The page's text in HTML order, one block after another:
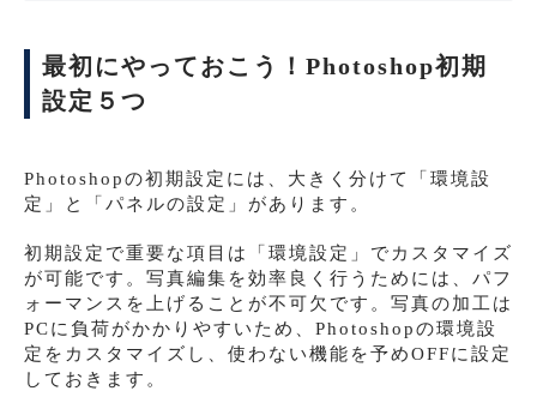
最初にやっておこう！Photoshop初期
設定５つ
Photoshopの初期設定には、大きく分けて「環境設
定」と「パネルの設定」があります。
初期設定で重要な項目は「環境設定」でカスタマイズ
が可能です。写真編集を効率良く行うためには、パフ
ォーマンスを上げることが不可欠です。写真の加工は
PCに負荷がかかりやすいため、Photoshopの環境設
定をカスタマイズし、使わない機能を予めOFFに設定
しておきます。